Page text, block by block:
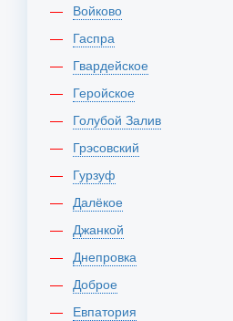
Войково
Гаспра
Гвардейское
Геройское
Голубой Залив
Грэсовский
Гурзуф
Далёкое
Джанкой
Днепровка
Доброе
Евпатория